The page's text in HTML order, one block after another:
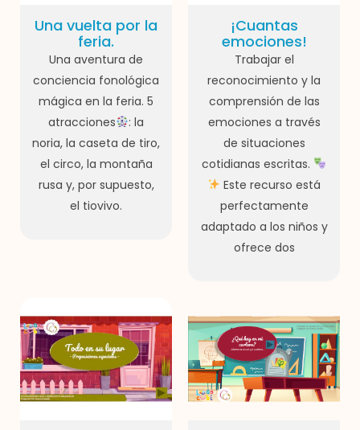
Una vuelta por la
feria.
Una aventura de
conciencia fonológica
mágica en la feria. 5
atracciones
: la
noria, la caseta de tiro,
el circo, la montaña
rusa y, por supuesto,
el tiovivo.
¡Cuantas
emociones!
Trabajar el
reconocimiento y la
comprensión de las
emociones a través
de situaciones
cotidianas escritas.
Este recurso está
perfectamente
adaptado a los niños y
ofrece dos